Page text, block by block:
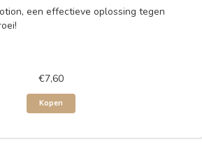
een effectieve oplossing tegen
€7,60
Kopen